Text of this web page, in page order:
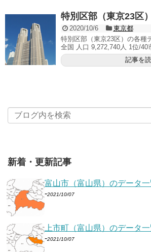
特別区部（東京23区
2020/10/6
東京都
特別区部（東京23区）の各種
全国 人口 9,272,740人 1位/40
記事を
新着・更新記事
富山市（富山県）のデータ一
-2021/10/07
上市町（富山県）のデータ
-2021/10/07